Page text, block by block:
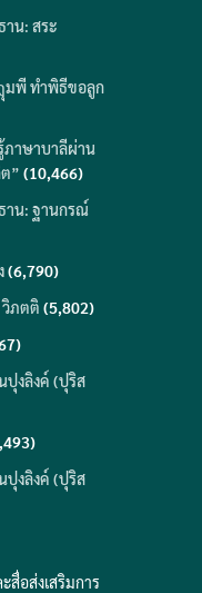
น: สระ
มพี ทำพิธีขอลูก
ภาษาบาลีผ่าน
” (10,466)
น: ฐานกรณ์
(6,790)
ภตติ (5,802)
ปุงลิงค์ (ปุริส
ปุงลิงค์ (ปุริส
สื่อส่งเสริมการ